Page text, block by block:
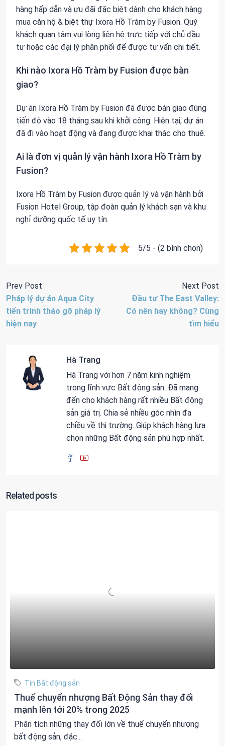
hàng hấp dẫn và ưu đãi đặc biệt dành cho khách hàng
mua căn hộ & biệt thự Ixora Hồ Tràm by Fusion. Quý
khách quan tâm vui lòng liên hệ trực tiếp với chủ đầu
tư hoặc các đại lý phân phối để được tư vấn chi tiết.
Khi nào Ixora Hồ Tràm by Fusion được bàn
giao?
Dự án Ixora Hồ Tràm by Fusion đã được bàn giao đúng
tiến độ vào 18 tháng sau khi khởi công. Hiện tại, dự án
đã đi vào hoạt động và đang được khai thác cho thuê.
Ai là đơn vị quản lý vận hành Ixora Hồ Tràm by
Fusion?
Ixora Hồ Tràm by Fusion được quản lý và vận hành bởi
Fusion Hotel Group, tập đoàn quản lý khách sạn và khu
nghỉ dưỡng quốc tế uy tín.
5/5 - (2 bình chọn)
Prev Post
Pháp lý dự án Aqua City
tiến trình tháo gỡ pháp lý
hiện nay
Next Post
Đầu tư The East Valley:
Có nên hay không? Cùng
tìm hiểu
Hà Trang
Hà Trang với hơn 7 năm kinh nghiệm
trong lĩnh vực Bất động sản. Đã mang
đến cho khách hàng rất nhiều Bất động
sản giá trị. Chia sẻ nhiều góc nhìn đa
chiều về thị trường. Giúp khách hàng lựa
chọn những Bất động sản phù hợp nhất.
Related posts
Tin Bất động sản
Thuế chuyển nhượng Bất Động Sản thay đổi
mạnh lên tới 20% trong 2025
Phân tích những thay đổi lớn về thuế chuyển nhượng
bất động sản, đặc...